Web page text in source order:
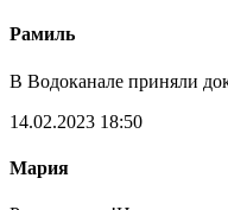
Рамиль
В Водоканале приняли
14.02.2023 18:50
Мария